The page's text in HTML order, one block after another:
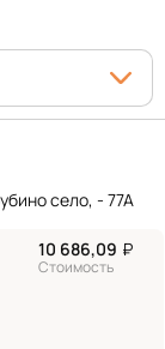
село, - 77А
Стоимость
10 686,09 ₽